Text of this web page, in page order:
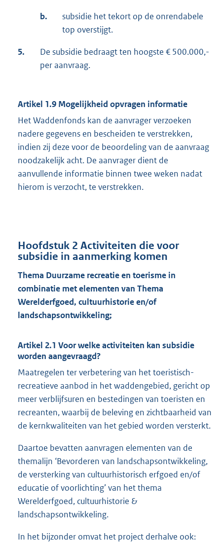
b.
subsidie het tekort op de onrendabele
top overstijgt.
5.
De subsidie bedraagt ten hoogste € 500.000,-
per aanvraag.
Artikel 1.9 Mogelijkheid opvragen informatie
Het Waddenfonds kan de aanvrager verzoeken
nadere gegevens en bescheiden te verstrekken,
indien zij deze voor de beoordeling van de aanvraag
noodzakelijk acht. De aanvrager dient de
aanvullende informatie binnen twee weken nadat
hierom is verzocht, te verstrekken.
Hoofdstuk 2 Activiteiten die voor
subsidie in aanmerking komen
Thema Duurzame recreatie en toerisme in
combinatie met elementen van Thema
Werelderfgoed, cultuurhistorie en/of
landschapsontwikkeling;
Artikel 2.1 Voor welke activiteiten kan subsidie
worden aangevraagd?
Maatregelen ter verbetering van het toeristisch-
recreatieve aanbod in het waddengebied, gericht op
meer verblijfsuren en bestedingen van toeristen en
recreanten, waarbij de beleving en zichtbaarheid van
de kernkwaliteiten van het gebied worden versterkt.
Daartoe bevatten aanvragen elementen van de
themalijn ‘Bevorderen van landschapsontwikkeling,
de versterking van cultuurhistorisch erfgoed en/of
educatie of voorlichting’ van het thema
Werelderfgoed, cultuurhistorie &
landschapsontwikkeling.
In het bijzonder omvat het project derhalve ook: